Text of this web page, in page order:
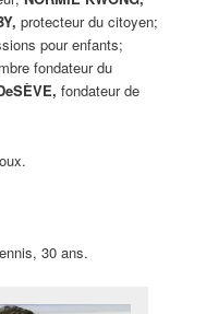
protecteur du citoyen;
pour enfants;
fondateur du
fondateur de
30 ans.